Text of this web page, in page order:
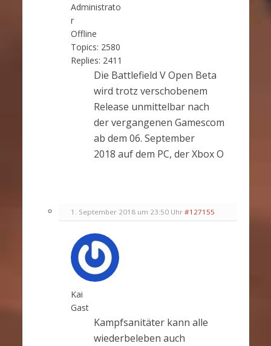
Administrato
r
Offline
Topics: 2580
Replies: 2411
Die Battlefield V Open Beta
wird trotz verschobenem
Release unmittelbar nach
der vergangenen Gamescom
ab dem 06. September
2018 auf dem PC, der Xbox O
1. September 2018 um 23:50 Uhr #127155
Kai
Gast
Kampfsanitäter kann alle
wiederbeleben auch